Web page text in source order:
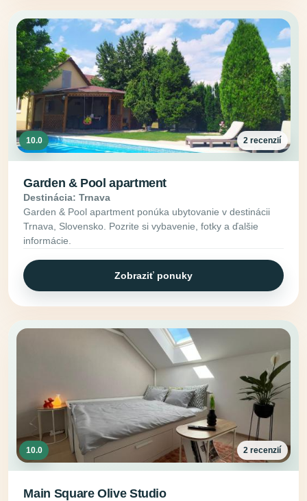
10.0 2 recenzií
Garden & Pool apartment
Destinácia: Trnava
Garden & Pool apartment ponúka ubytovanie v destinácii
Trnava, Slovensko. Pozrite si vybavenie, fotky a ďalšie
informácie.
Zobraziť ponuky
10.0 2 recenzií
Main Square Olive Studio